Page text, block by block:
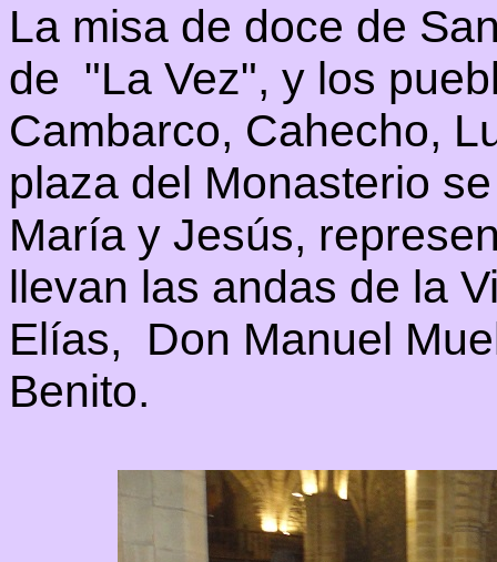
La misa de doce de
de "La Vez", y los
Cambarco, Cahecho,
plaza del Monasterio
María y Jesús,
llevan las andas de la
Elías, Don Manuel
Benito.